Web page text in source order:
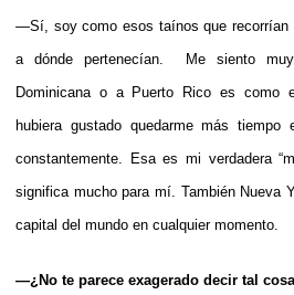
—Sí, soy como esos taínos que recorrían
a dónde pertenecían. Me siento
Dominicana o a Puerto Rico es como
hubiera gustado quedarme más
constantemente. Esa es mi verdadera
significa mucho para mí. También Nueva
capital del mundo en cualquier momento.
—¿No te parece exagerado decir tal